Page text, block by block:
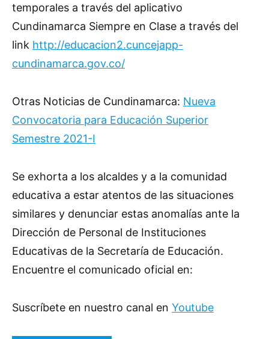
temporales a través del aplicativo
Cundinamarca Siempre en Clase a través del
link http://educacion2.cuncejapp-
cundinamarca.gov.co/
Otras Noticias de Cundinamarca: Nueva
Convocatoria para Educación Superior
Semestre 2021-I
Se exhorta a los alcaldes y a la comunidad
educativa a estar atentos de las situaciones
similares y denunciar estas anomalías ante la
Dirección de Personal de Instituciones
Educativas de la Secretaría de Educación.
Encuentre el comunicado oficial en:
Suscríbete en nuestro canal en Youtube